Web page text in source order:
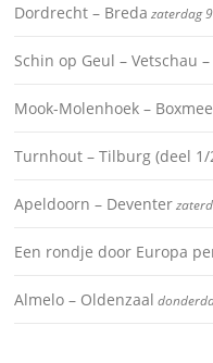
Dordrecht – Breda zaterdag
Schin op Geul – Vetschau
Mook-Molenhoek –
Turnhout – Tilburg (deel 1/
Apeldoorn – Deventer
Een rondje door Europa
Almelo – Oldenzaal